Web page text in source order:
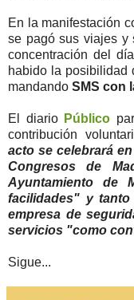
En la manifestación
se pagó sus viajes y
concentración del
habido la posibilidad
mandando SMS con
El diario Público
contribución
acto se celebrará
Congresos de
Ayuntamiento de
facilidades" y
empresa de
servicios "como
Sigue...